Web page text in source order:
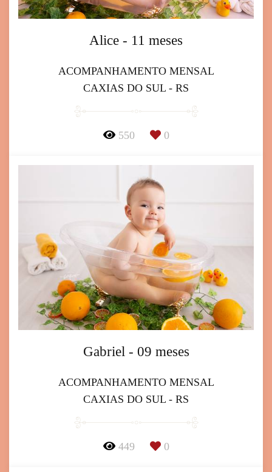
Alice - 11 meses
ACOMPANHAMENTO MENSAL
CAXIAS DO SUL - RS
550 0
Gabriel - 09 meses
ACOMPANHAMENTO MENSAL
CAXIAS DO SUL - RS
449 0